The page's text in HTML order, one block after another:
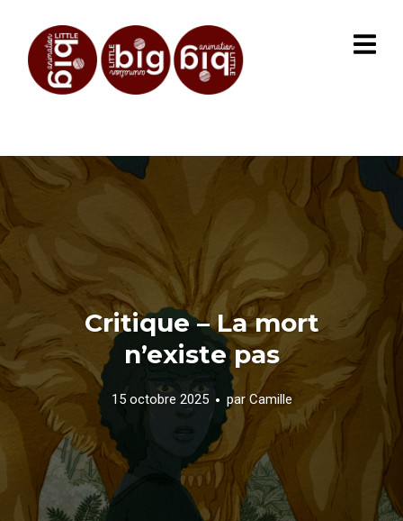
Critique – La mort
n’existe pas
15 octobre 2025 par Camille